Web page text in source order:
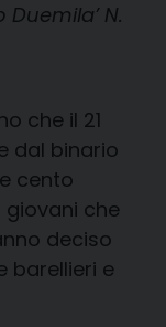
Duemila’ N.
che il 21
dal binario
cento
che
deciso
barellieri e